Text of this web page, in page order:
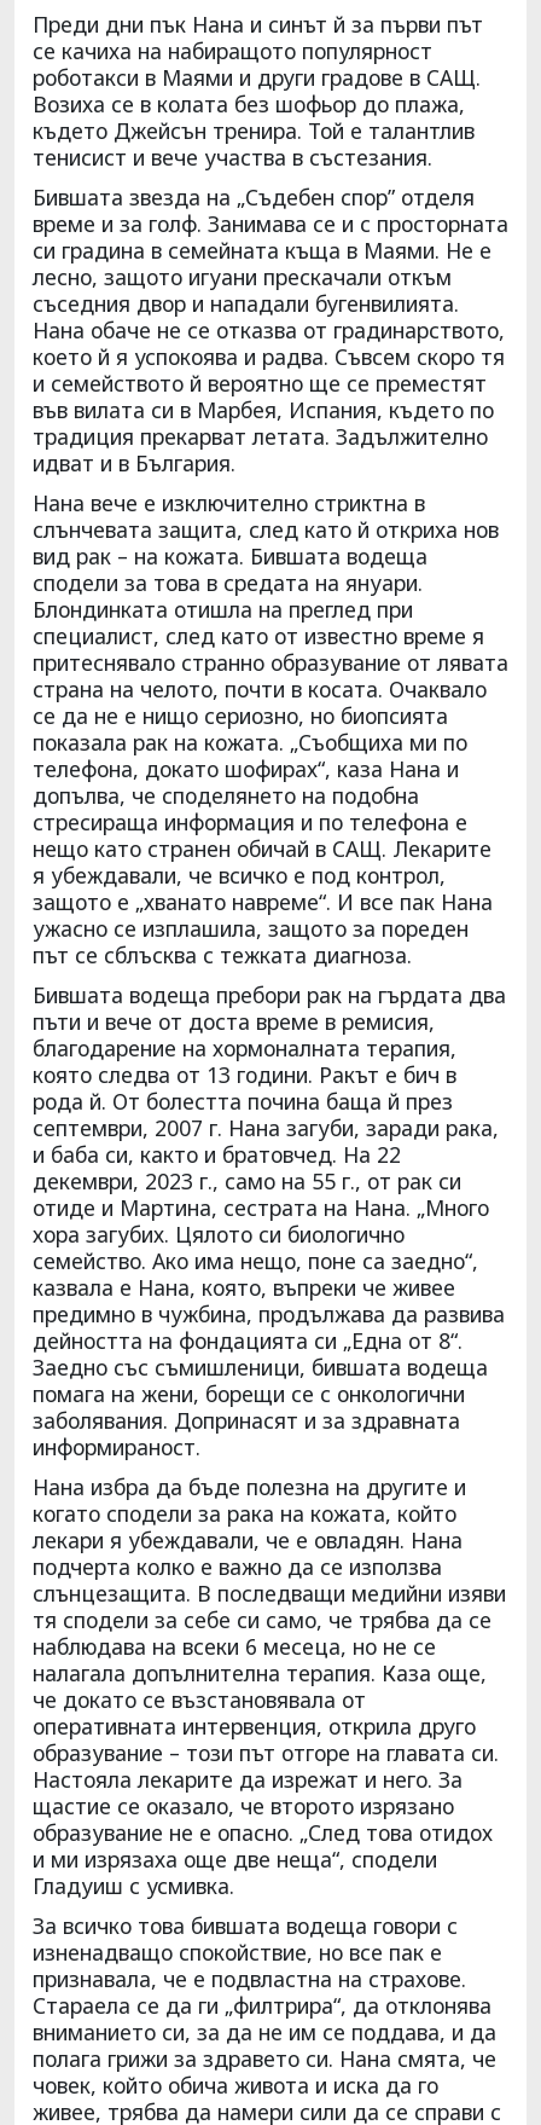
Преди дни пък Нана и синът й за първи път
се качиха на набиращото популярност
роботакси в Маями и други градове в САЩ.
Возиха се в колата без шофьор до плажа,
където Джейсън тренира. Той е талантлив
тенисист и вече участва в състезания.
Бившата звезда на „Съдебен спор” отделя
време и за голф. Занимава се и с просторната
си градина в семейната къща в Маями. Не е
лесно, защото игуани прескачали откъм
съседния двор и нападали бугенвилията.
Нана обаче не се отказва от градинарството,
което й я успокоява и радва. Съвсем скоро тя
и семейството й вероятно ще се преместят
във вилата си в Марбея, Испания, където по
традиция прекарват летата. Задължително
идват и в България.
Нана вече е изключително стриктна в
слънчевата защита, след като й откриха нов
вид рак – на кожата. Бившата водеща
сподели за това в средата на януари.
Блондинката отишла на преглед при
специалист, след като от известно време я
притеснявало странно образувание от лявата
страна на челото, почти в косата. Очаквало
се да не е нищо сериозно, но биопсията
показала рак на кожата. „Съобщиха ми по
телефона, докато шофирах“, каза Нана и
допълва, че споделянето на подобна
стресираща информация и по телефона е
нещо като странен обичай в САЩ. Лекарите
я убеждавали, че всичко е под контрол,
защото е „хванато навреме“. И все пак Нана
ужасно се изплашила, защото за пореден
път се сблъсква с тежката диагноза.
Бившата водеща пребори рак на гърдата два
пъти и вече от доста време в ремисия,
благодарение на хормоналната терапия,
която следва от 13 години. Ракът е бич в
рода й. От болестта почина баща й през
септември, 2007 г. Нана загуби, заради рака,
и баба си, както и братовчед. На 22
декември, 2023 г., само на 55 г., от рак си
отиде и Мартина, сестрата на Нана. „Много
хора загубих. Цялото си биологично
семейство. Ако има нещо, поне са заедно“,
казвала е Нана, която, въпреки че живее
предимно в чужбина, продължава да развива
дейността на фондацията си „Една от 8“.
Заедно със съмишленици, бившата водеща
помага на жени, борещи се с онкологични
заболявания. Допринасят и за здравната
информираност.
Нана избра да бъде полезна на другите и
когато сподели за рака на кожата, който
лекари я убеждавали, че е овладян. Нана
подчерта колко е важно да се използва
слънцезащита. В последващи медийни изяви
тя сподели за себе си само, че трябва да се
наблюдава на всеки 6 месеца, но не се
налагала допълнителна терапия. Каза още,
че докато се възстановявала от
оперативната интервенция, открила друго
образувание – този път отгоре на главата си.
Настояла лекарите да изрежат и него. За
щастие се оказало, че второто изрязано
образувание не е опасно. „След това отидох
и ми изрязаха още две неща“, сподели
Гладуиш с усмивка.
За всичко това бившата водеща говори с
изненадващо спокойствие, но все пак е
признавала, че е подвластна на страхове.
Стараела се да ги „филтрира“, да отклонява
вниманието си, за да не им се поддава, и да
полага грижи за здравето си. Нана смята, че
човек, който обича живота и иска да го
живее, трябва да намери сили да се справи с